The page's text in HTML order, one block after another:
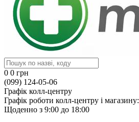
0 0 грн
(099) 124-05-06
Графік колл-центру
Графік роботи колл-центру і магазину:
Щоденно з 9:00 до 18:00